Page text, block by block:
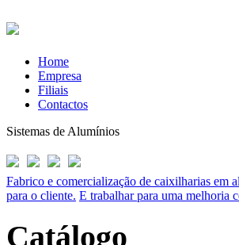
Home
Empresa
Filiais
Contactos
Sistemas de Alumínios
Fabrico e comercialização de caixilharias em
para o cliente. E trabalhar para uma melhoria
Catálogo